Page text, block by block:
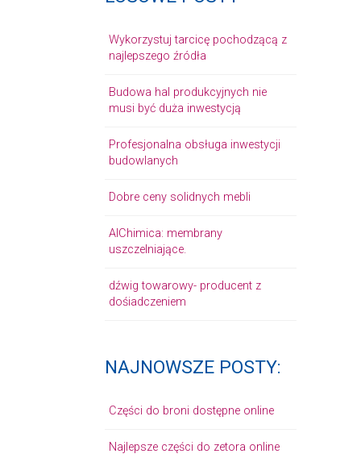
Wykorzystuj tarcicę pochodzącą z
najlepszego źródła
Budowa hal produkcyjnych nie
musi być duża inwestycją
Profesjonalna obsługa inwestycji
budowlanych
Dobre ceny solidnych mebli
AlChimica: membrany
uszczelniające.
dźwig towarowy- producent z
dośiadczeniem
NAJNOWSZE POSTY:
Części do broni dostępne online
Najlepsze części do zetora online